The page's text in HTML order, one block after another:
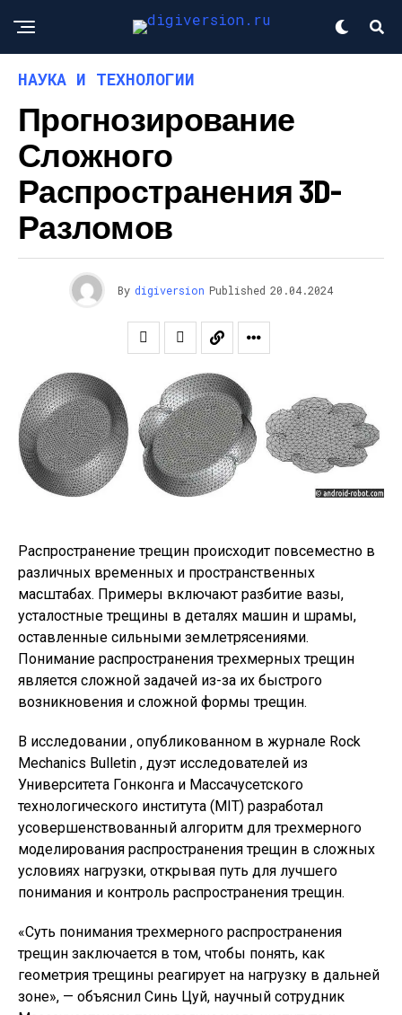
НАУКА И ТЕХНОЛОГИИ
Прогнозирование
Сложного
Распространения 3D-
Разломов
By digiversion Published 20.04.2024
Распространение трещин происходит повсеместно в
различных временных и пространственных
масштабах. Примеры включают разбитие вазы,
усталостные трещины в деталях машин и шрамы,
оставленные сильными землетрясениями.
Понимание распространения трехмерных трещин
является сложной задачей из-за их быстрого
возникновения и сложной формы трещин.
В исследовании , опубликованном в журнале Rock
Mechanics Bulletin , дуэт исследователей из
Университета Гонконга и Массачусетского
технологического института (MIT) разработал
усовершенствованный алгоритм для трехмерного
моделирования распространения трещин в сложных
условиях нагрузки, открывая путь для лучшего
понимания и контроль распространения трещин.
«Суть понимания трехмерного распространения
трещин заключается в том, чтобы понять, как
геометрия трещины реагирует на нагрузку в дальней
зоне», — объяснил Синь Цуй, научный сотрудник